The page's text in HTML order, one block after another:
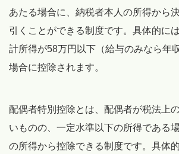
あたる場合に、納税者本人の所得から
引くことができる制度です。具体的に
計所得が58万円以下（給与のみなら年
場合に控除されます。
配偶者特別控除とは、配偶者が税法上
いものの、一定水準以下の所得である
の所得から控除できる制度です。具体